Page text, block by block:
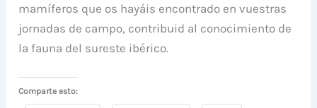
mamíferos que os hayáis encontrado en vuestras
jornadas de campo, contribuid al conocimiento de
la fauna del sureste ibérico.
Comparte esto: